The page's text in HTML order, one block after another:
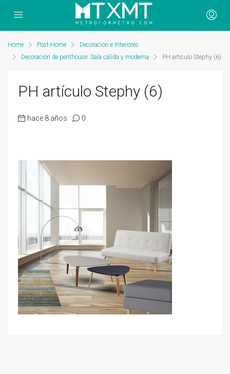
Home Post-Home
Decoración e Interiores
Decoración de penthouse: Sala cálida y moderna
PH artículo Stephy (6)
PH artículo Stephy (6)
hace 8 años 0